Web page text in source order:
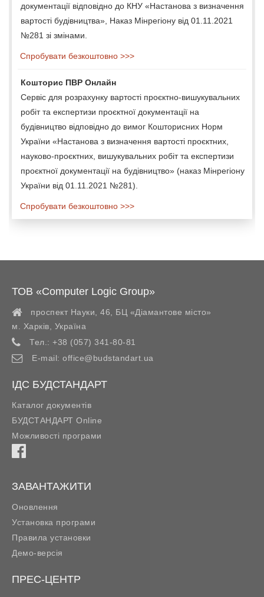
документації відповідно до КНУ «Настанова з визначення
вартості будівництва», Наказ Мінрегіону від 01.11.2021
№281 зі змінами.
Спробувати безкоштовно >>>
Кошторис ПВР Онлайн
Сервіс для розрахунку вартості проєктно-вишукувальних
робіт та експертизи проєктної документації на
будівництво відповідно до вимог Кошторисних Норм
України «Настанова з визначення вартості проєктних,
науково-проєктних, вишукувальних робіт та експертизи
проєктної документації на будівництво» (наказ Мінрегіону
України від 01.11.2021 №281).
Спробувати безкоштовно >>>
ТОВ «Computer Logic Group»
проспект Науки, 46, БЦ «Діамантове місто»
м. Харків
Україна
Тел.: +38 (057) 341-80-81
E-mail: office@budstandart.ua
ІДС БУДСТАНДАРТ
Каталог документів
БУДСТАНДАРТ Online
Можливості програми
ЗАВАНТАЖИТИ
Оновлення
Установка програми
Правила установки
Демо-версія
ПРЕС-ЦЕНТР